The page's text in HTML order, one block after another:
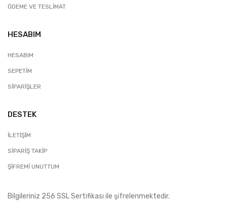
ÖDEME VE TESLIMAT
HESABIM
HESABIM
SEPETIM
SIPARIŞLER
DESTEK
İLETIŞIM
SIPARIŞ TAKIP
ŞIFREMI UNUTTUM
Bilgileriniz 256 SSL Sertifikası ile şifrelenmektedir.